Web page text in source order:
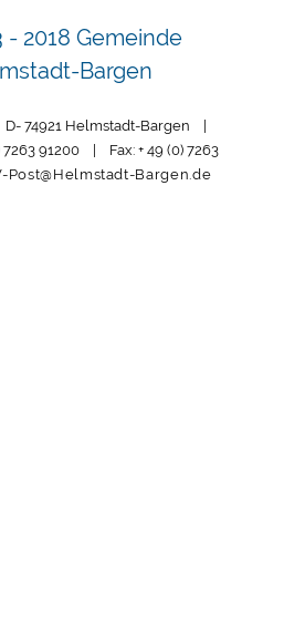
- 2018 Gemeinde
Bargen
74921 Helmstadt-Bargen |
7263 91200 | Fax: + 49 (0) 7263
Post@Helmstadt-Bargen.de